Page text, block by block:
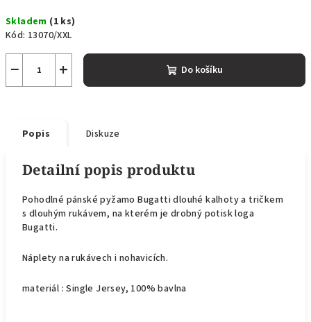
cena:
Skladem (1 ks)
Kód: 13070/XXL
+
− Do košíku
Popis Diskuze
Detailní popis produktu
Pohodlné pánské pyžamo Bugatti dlouhé kalhoty a tričkem
s dlouhým rukávem, na kterém je drobný potisk loga
Bugatti.
Náplety na rukávech i nohavicích.
materiál :Single Jersey, 100% bavlna